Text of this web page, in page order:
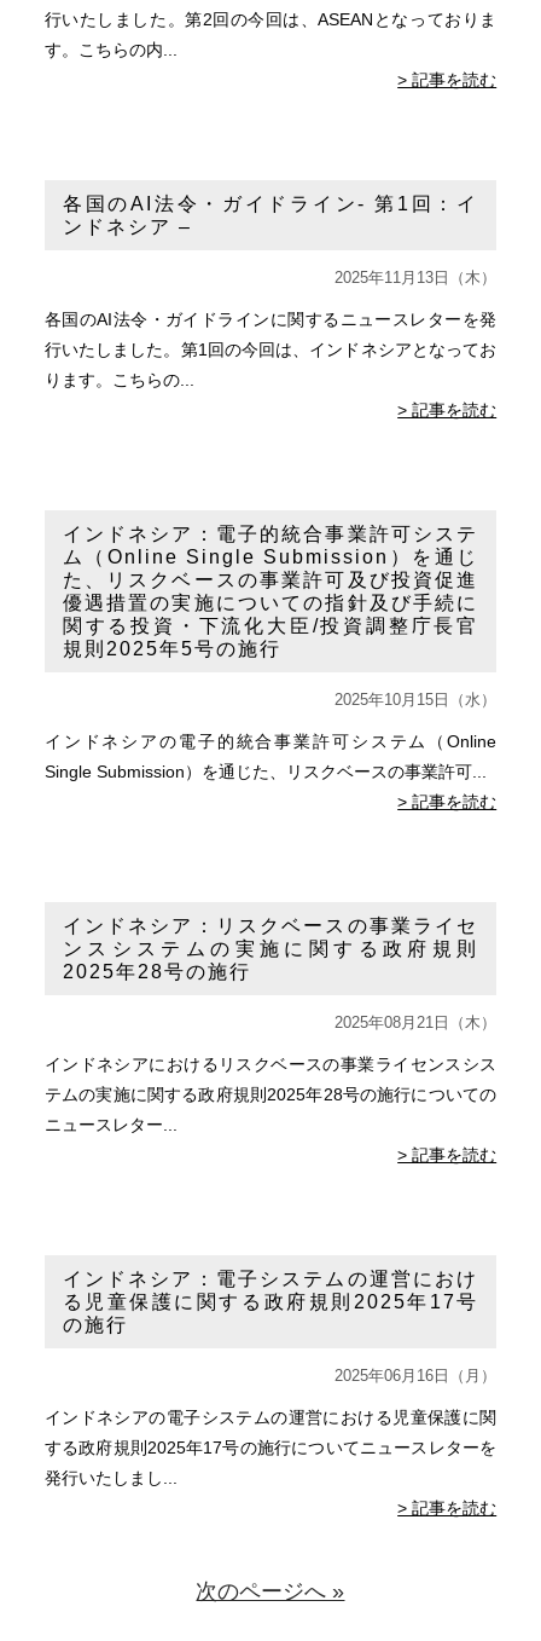
行いたしました。第2回の今回は、ASEANとなっておりま
す。こちらの内...
> 記事を読む
各国のAI法令・ガイドライン- 第1回：イ
ンドネシア –
2025年11月13日（木）
各国のAI法令・ガイドラインに関するニュースレターを発
行いたしました。第1回の今回は、インドネシアとなってお
ります。こちらの...
> 記事を読む
インドネシア：電子的統合事業許可システ
ム（Online Single Submission）を通じ
た、リスクベースの事業許可及び投資促進
優遇措置の実施についての指針及び手続に
関する投資・下流化大臣/投資調整庁長官
規則2025年5号の施行
2025年10月15日（水）
インドネシアの電子的統合事業許可システム（Online
Single Submission）を通じた、リスクベースの事業許可...
> 記事を読む
インドネシア：リスクベースの事業ライセ
ンスシステムの実施に関する政府規則
2025年28号の施行
2025年08月21日（木）
インドネシアにおけるリスクベースの事業ライセンスシス
テムの実施に関する政府規則2025年28号の施行についての
ニュースレター...
> 記事を読む
インドネシア：電子システムの運営におけ
る児童保護に関する政府規則2025年17号
の施行
2025年06月16日（月）
インドネシアの電子システムの運営における児童保護に関
する政府規則2025年17号の施行についてニュースレターを
発行いたしまし...
> 記事を読む
次のページへ »